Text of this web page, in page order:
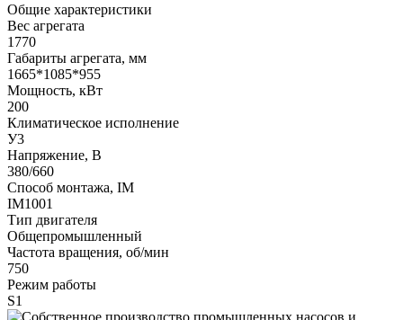
Общие характеристики
Вес агрегата
1770
Габариты агрегата, мм
1665*1085*955
Мощность, кВт
200
Климатическое исполнение
У3
Напряжение, В
380/660
Способ монтажа, IM
IM1001
Тип двигателя
Общепромышленный
Частота вращения, об/мин
750
Режим работы
S1